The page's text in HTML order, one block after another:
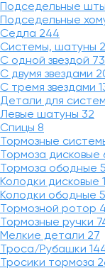
Подседельные
Подседельные
Седла 244
Системы, шатуны
С одной звездой 73
С двумя звездами
С тремя звездами
Детали для систем
Левые шатуны 32
Спицы 8
Тормозные
Тормоза дисковые
Тормоза ободные
Колодки дисковые
Колодки ободные
Тормозной ротор
Тормозные ручки
Мелкие детали 27
Троса/Рубашки
Тросики тормоза